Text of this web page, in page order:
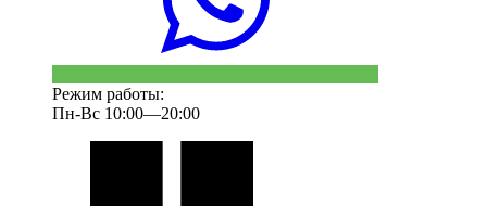
Режим работы:
Пн-Вс 10:00—20:00